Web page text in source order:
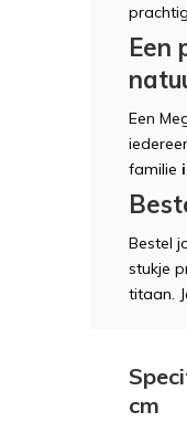
Een
Een
familie
Bestel
stukje
titaan.
cm